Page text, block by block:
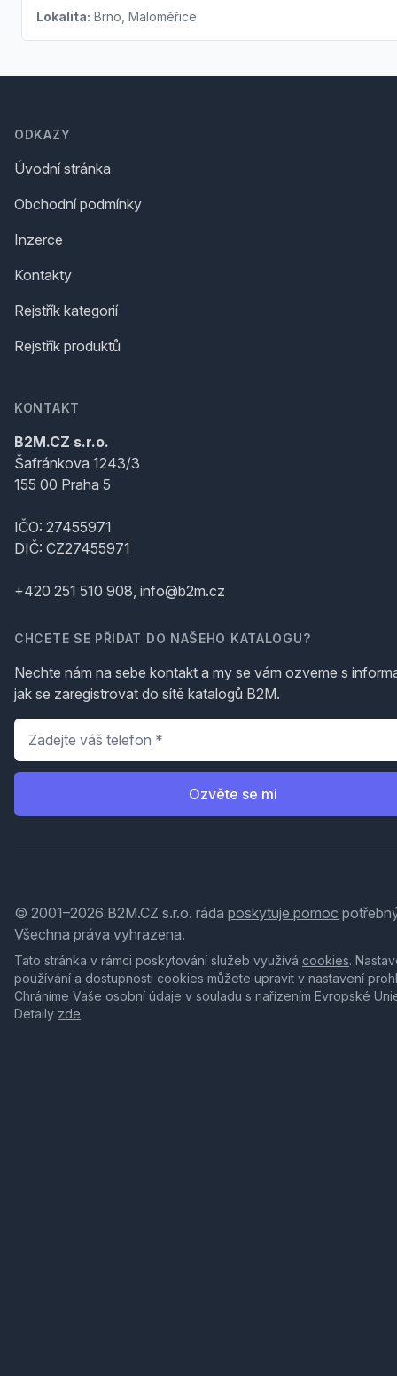
Lokalita: Brno, Maloměřice
ODKAZY
Úvodní stránka
Obchodní podmínky
Inzerce
Kontakty
Rejstřík kategorií
Rejstřík produktů
KONTAKT
B2M.CZ s.r.o.
Šafránkova 1243/3
155 00 Praha 5
IČO: 27455971
DIČ: CZ27455971
+420 251 510 908, info@b2m.cz
CHCETE SE PŘIDAT DO NAŠEHO KATALOGU?
Nechte nám na sebe kontakt a my se vám ozveme s
jak se zaregistrovat do sítě katalogů B2M.
Telefon
Ozvěte se mi
© 2001–2026 B2M.CZ s.r.o. ráda poskytuje pomoc
Všechna práva vyhrazena.
Tato stránka v rámci poskytování služeb využívá cookies.
používání a dostupnosti cookies můžete upravit v nastavení
Chráníme Vaše osobní údaje v souladu s nařízením Evropské
Detaily zde.